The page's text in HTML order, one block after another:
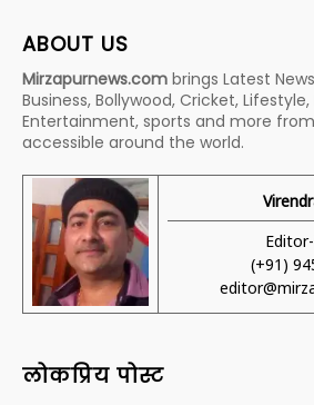
ABOUT US
Mirzapurnews.com brings Latest
Business, Bollywood, Cricket,
Entertainment, sports and more
accessible around the world.
(+91)
लोकप्रिय पोस्ट